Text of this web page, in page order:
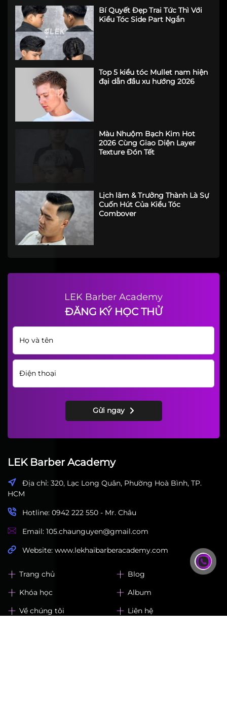
Bí Quyết Đẹp Trai Tức Thì Với
Kiểu Tóc Side Part Ngắn
Top 5 kiểu tóc Mullet nam hiện
đại dẫn đầu xu hướng 2026
Màu Nhuộm Bạch Kim Hot
2026 Cùng Giao Diện Layer
Texture Đón Tết
Lịch lãm & Trưởng Thành Là Sự
Cuốn Hút Của Kiểu Tóc
Combover
LEK Barber Academy
ĐĂNG KÝ HỌC THỬ
Gửi ngay
LEK Barber Academy
Địa chỉ: 320, Lạc Long Quân, Phường Hoà Bình, TP.
HCM
Hotline: 0942 222 550 - Mr. Châu
Email: 105.chaunguyen@gmail.com
Website: www.lekhaibarberacademy.com
Trang chủ
Blog
Khóa học
Album
Về chúng tôi
Liên hệ